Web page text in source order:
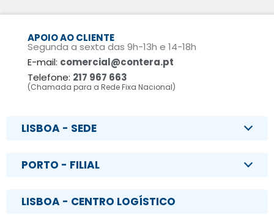
APOIO AO CLIENTE
Segunda a sexta das 9h-13h e 14-18h
E-mail: comercial@contera.pt
Telefone: 217 967 663
(Chamada para a Rede Fixa Nacional)
LISBOA - SEDE
PORTO - FILIAL
LISBOA - CENTRO LOGÍSTICO